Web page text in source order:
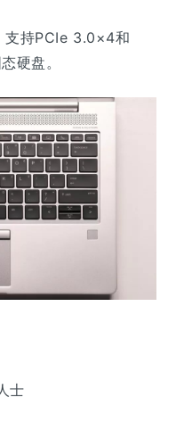
支持PCIe 3.0×4和
硬盘。
士